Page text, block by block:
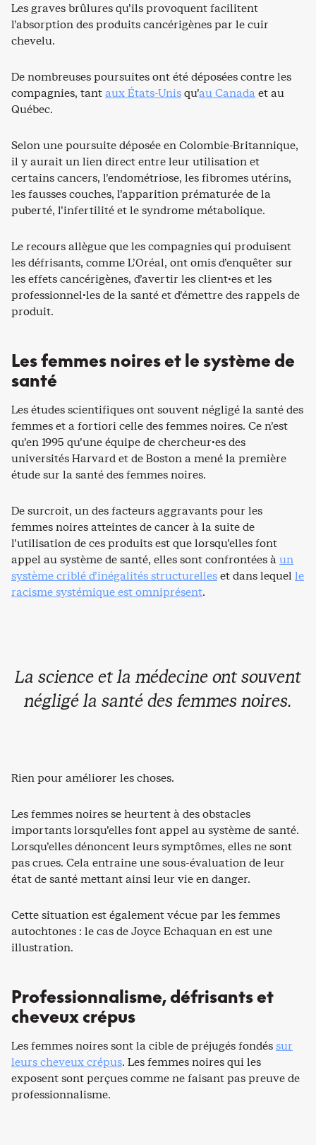
Les graves brûlures qu’ils provoquent facilitent
l’absorption des produits cancérigènes par le cuir
chevelu.
De nombreuses poursuites ont été déposées contre les
compagnies, tantaux États-Unisqu’au Canadaet au
Québec.
Selon une poursuite déposée en Colombie-Britannique,
il y aurait un lien direct entre leur utilisation et
certains cancers, l’endométriose, les fibromes utérins,
les fausses couches, l’apparition prématurée de la
puberté, l’infertilité et le syndrome métabolique.
Le recours allègue que les compagnies qui produisent
les défrisants, comme L’Oréal, ont omis d’enquêter sur
les effets cancérigènes, d’avertir les client·es et les
professionnel·les de la santé et d’émettre des rappels de
produit.
Les femmes noires et le système de
santé
Les études scientifiques ont souvent négligé la santé des
femmes et a fortiori celle des femmes noires. Ce n’est
qu’en 1995 qu’une équipe de chercheur·es des
universités Harvard et de Boston a mené la première
étude sur la santé des femmes noires.
De surcroit, un des facteurs aggravants pour les
femmes noires atteintes de cancer à la suite de
l’utilisation de ces produits est que lorsqu’elles font
appel au système de santé, elles sont confrontées àun
système criblé d’inégalités structurelleset dans lequel le
racisme systémique est omniprésent.
La science et la médecine ont souvent
négligé la santé des femmes noires.
Rien pour améliorer les choses.
Les femmes noires se heurtent à des obstacles
importants lorsqu’elles font appel au système de santé.
Lorsqu’elles dénoncent leurs symptômes, elles ne sont
pas crues. Cela entraine une sous-évaluation de leur
état de santé mettant ainsi leur vie en danger.
Cette situation est également vécue par les femmes
autochtones : le cas de Joyce Echaquan en est une
illustration.
Professionnalisme, défrisants et
cheveux crépus
Les femmes noires sont la cible de préjugés fondéssur
leurs cheveux crépus. Les femmes noires qui les
exposent sont perçues comme ne faisant pas preuve de
professionnalisme.